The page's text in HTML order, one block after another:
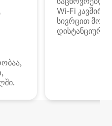
Wi‑Fi
სივრცით
დისტანციური